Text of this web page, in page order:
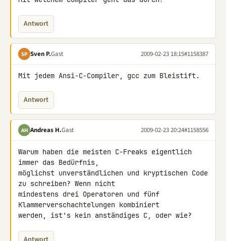
Antwort
SP Sven P.Gast 2009-02-23 18:15#1158387
Mit jedem Ansi-C-Compiler, gcc zum Bleistift.
Antwort
AH Andreas H.Gast 2009-02-23 20:24#1158556
Warum haben die meisten C-Freaks eigentlich
immer das Bedürfnis,
möglichst unverständlichen und kryptischen Code
zu schreiben? Wenn nicht
mindestens drei Operatoren und fünf
Klammerverschachtelungen kombiniert
werden, ist's kein anständiges C, oder wie?